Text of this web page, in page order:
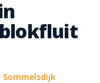
blokfluit
Sommelsdijk